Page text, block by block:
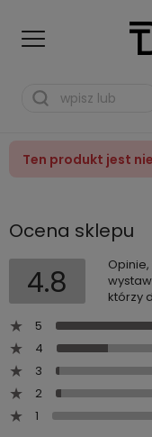
Ten produkt jest
Ocena sklepu
4.8
którzy
5
4
3
2
1